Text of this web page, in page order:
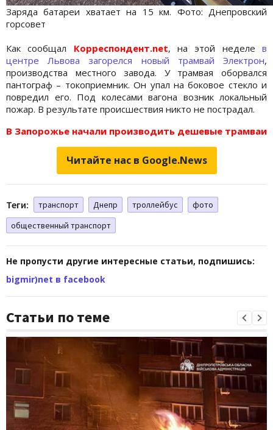
Заряда батареи хватает на 15 км. Фото: Днепровский
горсовет
Как сообщал Корреспондент.net, на этой неделев
центре Львова загорелся новый трамвай Электрон,
производства местного завода. У трамвая оборвался
пантограф – токоприемник. Он упал на боковое стекло и
повредил его. Под колесами вагона возник локальный
пожар. В результате происшествия никто не пострадал.
В Запорожье начали производить дешевые трамваи
Читайте нас в Google.News
Теги: транспорт Днепр троллейбус
фото
общественный транспорт
Не пропусти другие интересные статьи, подпишись:
bigmir)net в facebook
Статьи по теме